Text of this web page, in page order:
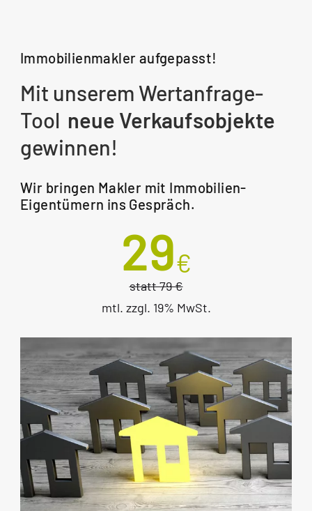
Immobilienmakler aufgepasst!
Mit unserem Wertanfrage-
Tool neue Verkaufsobjekte
gewinnen!
Wir bringen Makler mit Immobilien-
Eigentümern ins Gespräch.
29€
statt 79 €
mtl. zzgl. 19% MwSt.